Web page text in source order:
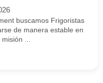
buscamos Frigoristas
de manera estable en
...